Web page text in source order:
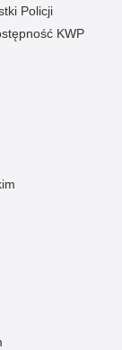
Policji
KWP